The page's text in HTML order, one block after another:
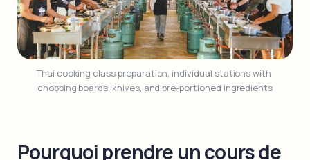
Thai cooking class preparation, individual stations with
chopping boards, knives, and pre-portioned ingredients
Pourquoi prendre un cours de